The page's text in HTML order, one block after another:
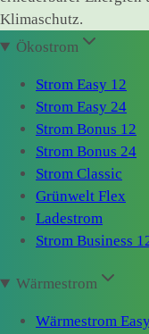
Klimaschutz.
Ökostrom
Strom Easy 12
Strom Easy 24
Strom Bonus 12
Strom Bonus 24
Strom Classic
Grünwelt Flex
Ladestrom
Strom Business
Wärmestrom
Wärmestrom